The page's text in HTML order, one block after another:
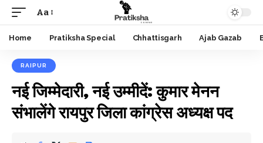
Font
Resizer
Aa
Home Pratiksha Special Chhattisgarh Ajab Gazab
RAIPUR
नई जिम्मेदारी, नई उम्मीदें: कुमार मेनन
संभालेंगे रायपुर जिला कांग्रेस अध्यक्ष पद